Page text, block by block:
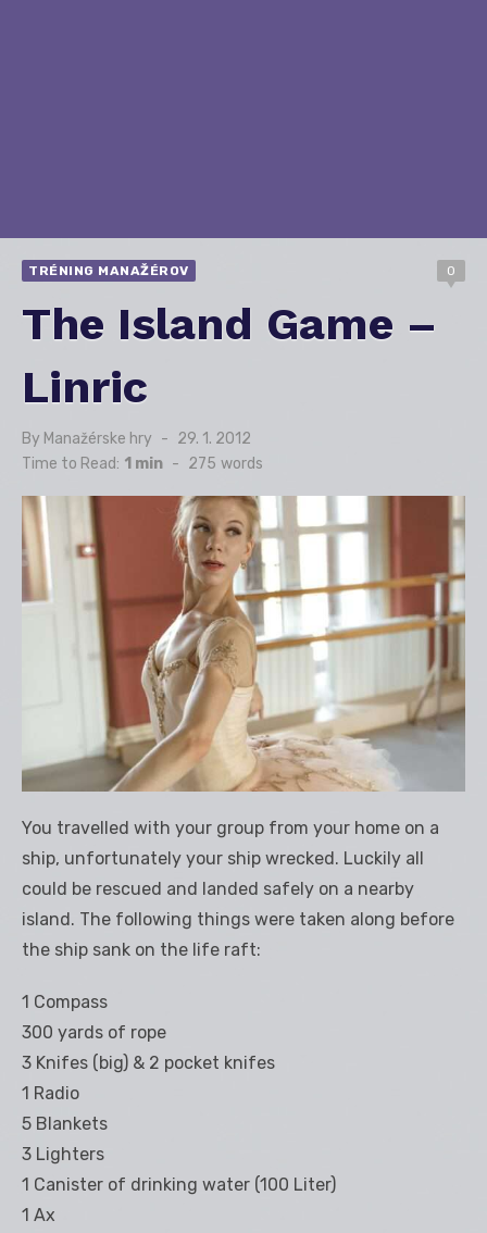
TRÉNING MANAŽÉROV 0
The Island Game –
Linric
By Manažérske hry
Posted
on
29. 1. 2012
Time to Read: 1 min - 275 words
You travelled with your group from your home on a
ship, unfortunately your ship wrecked. Luckily all
could be rescued and landed safely on a nearby
island. The following things were taken along before
the ship sank on the life raft:
1 Compass
300 yards of rope
3 Knifes (big) & 2 pocket knifes
1 Radio
5 Blankets
3 Lighters
1 Canister of drinking water (100 Liter)
1 Ax